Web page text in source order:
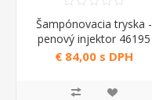
Šampónovacia tryska -
penový injektor 46195
Annovi Reverberi
€ 84,00 s DPH